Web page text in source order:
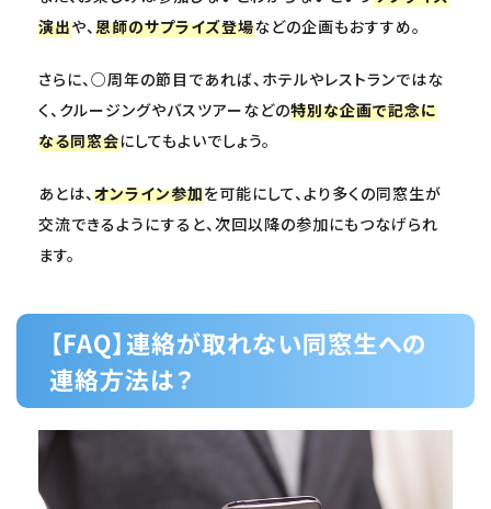
演出や、恩師のサプライズ登場などの企画もおすすめ。
さらに、○周年の節目であれば、ホテルやレストランではな
く、クルージングやバスツアーなどの特別な企画で記念に
なる同窓会にしてもよいでしょう。
あとは、オンライン参加を可能にして、より多くの同窓生が
交流できるようにすると、次回以降の参加にもつなげられ
ます。
【FAQ】連絡が取れない同窓生への
連絡方法は？